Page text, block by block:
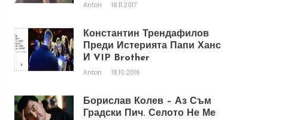
Anton 18.11.2017
Константин Трендафилов
Преди Истерията Папи Ханс
И VIP Brother
Anton 18.10.2016
Борислав Колев – Аз Съм
Градски Пич. Селото Не Ме